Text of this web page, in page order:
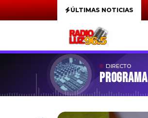
ÚLTIMAS NOTICIAS
DIRECTO
Programa